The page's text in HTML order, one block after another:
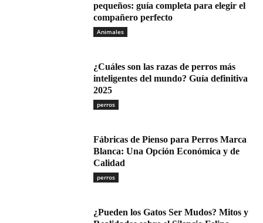
pequeños: guía completa para elegir el
compañero perfecto
Animales
¿Cuáles son las razas de perros más
inteligentes del mundo? Guía definitiva
2025
perros
Fábricas de Pienso para Perros Marca
Blanca: Una Opción Económica y de
Calidad
perros
¿Pueden los Gatos Ser Mudos? Mitos y